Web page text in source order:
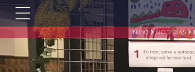
Buscar:'
INICIO NOTICIAS